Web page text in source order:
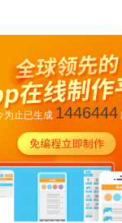
为止已生成 1446444